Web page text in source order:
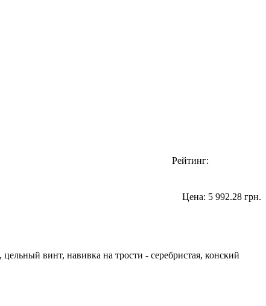
Рейтинг:
Цена: 5 992.28 грн.
винт, навивка на трости - серебристая, конский